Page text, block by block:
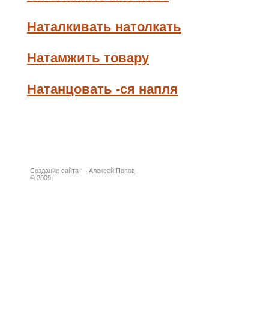
Наталкивать натолкать
Натамжить товару
Натанцовать -ся напля
Создание сайта — Алексей Попов
© 2009